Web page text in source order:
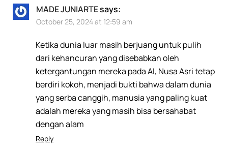
MADE JUNIARTEsays:
October 25, 2024 at 12:59 am
Ketika dunia luar masih berjuang untuk pulih
dari kehancuran yang disebabkan oleh
ketergantungan mereka pada AI, Nusa Asri tetap
berdiri kokoh, menjadi bukti bahwa dalam dunia
yang serba canggih, manusia yang paling kuat
adalah mereka yang masih bisa bersahabat
dengan alam
Reply